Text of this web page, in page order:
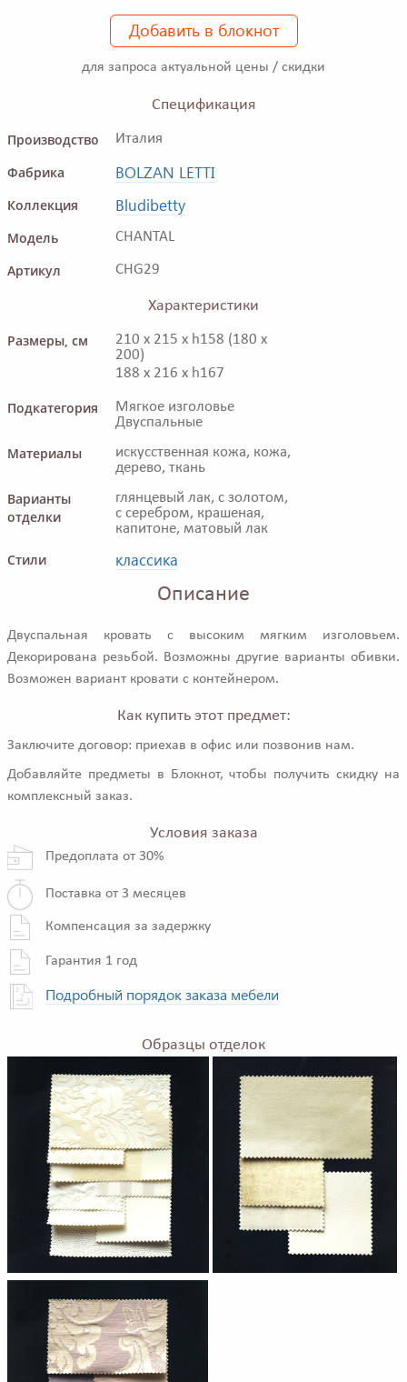
Добавить в блокнот
для запроса актуальной цены / скидки
Спецификация
Производство
Италия
Фабрика BOLZAN LETTI
Коллекция Bludibetty
Модель CHANTAL
Артикул CHG29
Характеристики
Размеры, см
210 x 215 x h158 (180 x
200)
188 x 216 x h167
Подкатегория
Мягкое изголовье
Двуспальные
Материалы
искусственная кожа, кожа,
дерево, ткань
Варианты
отделки
глянцевый лак, с золотом,
с серебром, крашеная,
капитоне, матовый лак
Стили классика
Описание
Двуспальная кровать с высоким мягким изголовьем.
Декорирована резьбой. Возможны другие варианты обивки.
Возможен вариант кровати с контейнером.
Как купить этот предмет:
Заключите договор: приехав в офис или позвонив нам.
Добавляйте предметы в Блокнот, чтобы получить скидку на
комплексный заказ.
Условия заказа
Предоплата от 30%
Поставка от 3 месяцев
Компенсация за задержку
Гарантия 1 год
Подробный порядок заказа мебели
Образцы отделок